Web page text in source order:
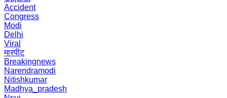
Accident
Congress
Modi
Delhi
Viral
मारपीट
Breakingnews
Narendramodi
Nitishkumar
Madhya_pradesh